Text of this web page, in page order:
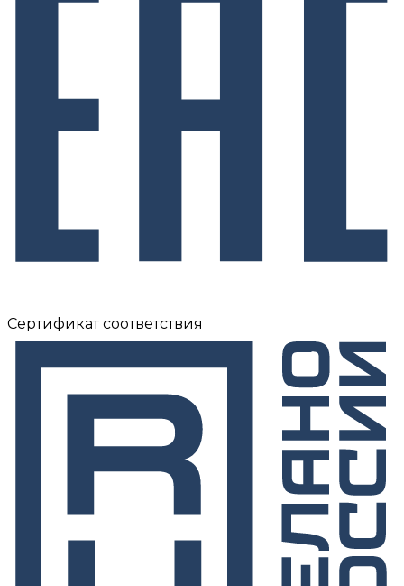
Сертификат соответствия